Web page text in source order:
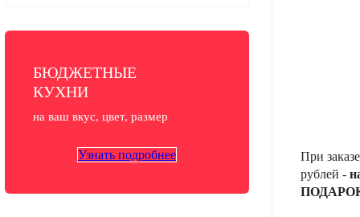
БЮДЖЕТНЫЕ
КУХНИ
на ваш вкус, цвет, размер
Узнать подробнее
При
рублей -